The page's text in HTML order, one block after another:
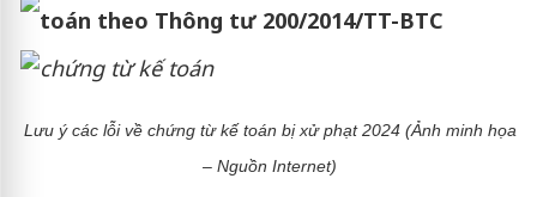
toán theo Thông tư 200/2014/TT-BTC
Lưu ý các lỗi về chứng từ kế toán bị xử phạt 2024 (Ảnh minh họa
– Nguồn Internet)